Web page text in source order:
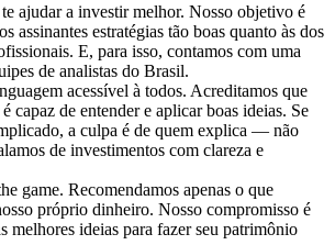
ajudar a investir melhor. Nosso objetivo é
assinantes estratégias tão boas quanto às dos
E, para isso, contamos com uma
de analistas do Brasil.
acessível à todos. Acreditamos que
capaz de entender e aplicar boas ideias. Se
a culpa é de quem explica — não
de investimentos com clareza e
game. Recomendamos apenas o que
próprio dinheiro. Nosso compromisso é
melhores ideias para fazer seu patrimônio